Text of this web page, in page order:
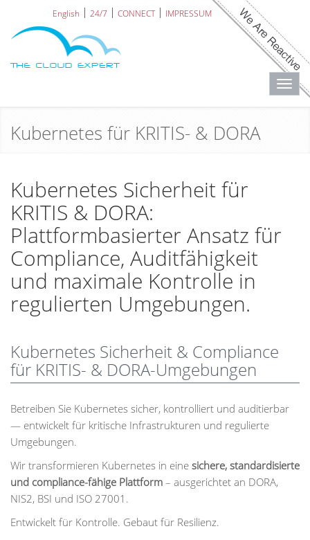
English 24/7 CONNECT IMPRESSUM
Kubernetes für KRITIS- & DORA
Kubernetes Sicherheit für
KRITIS & DORA:
Plattformbasierter Ansatz für
Compliance, Auditfähigkeit
und maximale Kontrolle in
regulierten Umgebungen.
Kubernetes Sicherheit & Compliance
für KRITIS- & DORA-Umgebungen
Betreiben Sie Kubernetes sicher, kontrolliert und auditierbar
— entwickelt für kritische Infrastrukturen und regulierte
Umgebungen.
Wir transformieren Kubernetes in eine sichere, standardisierte
und compliance-fähige Plattform – ausgerichtet an DORA,
NIS2, BSI und ISO 27001.
Entwickelt für Kontrolle. Gebaut für Resilienz.